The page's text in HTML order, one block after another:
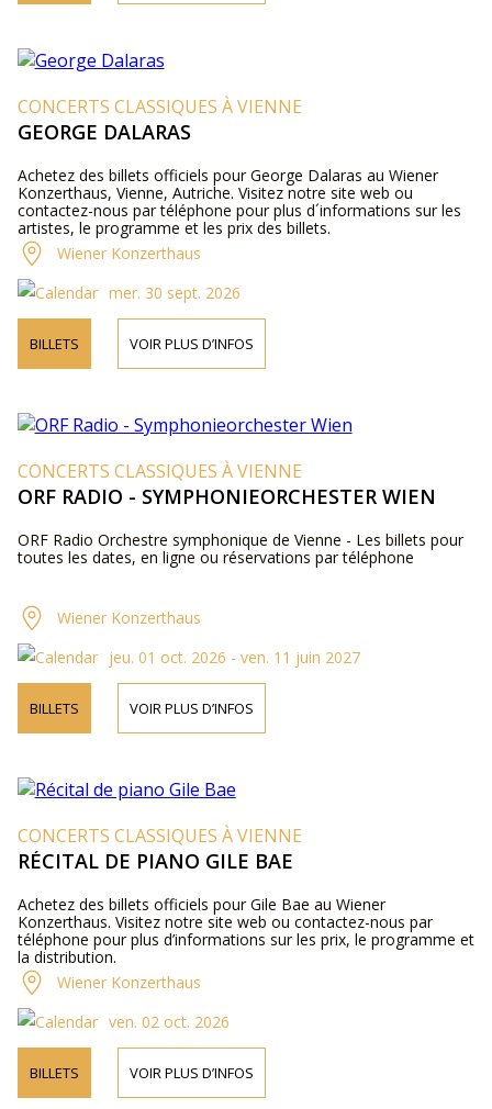
CONCERTS CLASSIQUES À VIENNE
GEORGE DALARAS
Achetez des billets officiels pour George Dalaras au Wiener
Konzerthaus, Vienne, Autriche. Visitez notre site web ou
contactez-nous par téléphone pour plus d´informations sur les
artistes, le programme et les prix des billets.
Wiener Konzerthaus
mer. 30 sept. 2026
BILLETS VOIR PLUS D’INFOS
CONCERTS CLASSIQUES À VIENNE
ORF RADIO - SYMPHONIEORCHESTER WIEN
ORF Radio Orchestre symphonique de Vienne - Les billets pour
toutes les dates, en ligne ou réservations par téléphone
Wiener Konzerthaus
jeu. 01 oct. 2026 - ven. 11 juin 2027
BILLETS VOIR PLUS D’INFOS
CONCERTS CLASSIQUES À VIENNE
RÉCITAL DE PIANO GILE BAE
Achetez des billets officiels pour Gile Bae au Wiener
Konzerthaus. Visitez notre site web ou contactez-nous par
téléphone pour plus d’informations sur les prix, le programme et
la distribution.
Wiener Konzerthaus
ven. 02 oct. 2026
BILLETS VOIR PLUS D’INFOS